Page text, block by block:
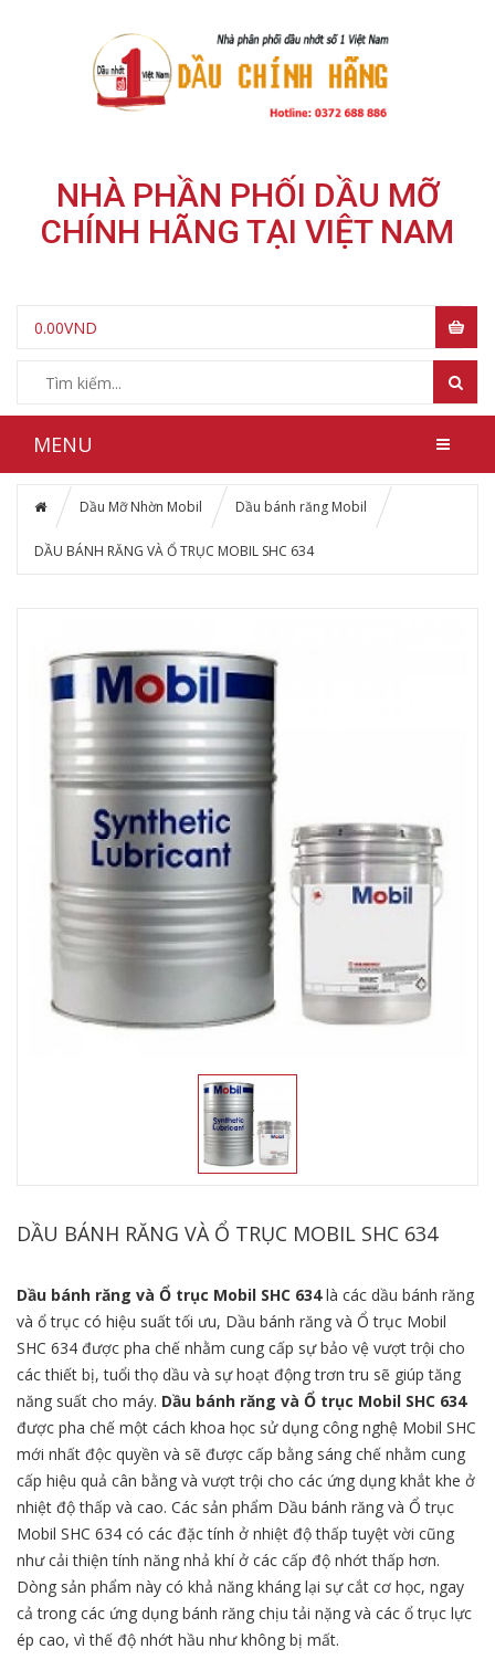
NHÀ PHẦN PHỐI DẦU MỠ
CHÍNH HÃNG TẠI VIỆT NAM
0.00VND
MENU
Dầu Mỡ Nhờn Mobil Dầu bánh răng Mobil
DẦU BÁNH RĂNG VÀ Ổ TRỤC MOBIL SHC 634
DẦU BÁNH RĂNG VÀ Ổ TRỤC MOBIL SHC 634
Dầu bánh răng và Ổ trục Mobil SHC 634 là các dầu bánh răng
và ổ trục có hiệu suất tối ưu, Dầu bánh răng và Ổ trục Mobil
SHC 634 được pha chế nhằm cung cấp sự bảo vệ vượt trội cho
các thiết bị, tuổi thọ dầu và sự hoạt động trơn tru sẽ giúp tăng
năng suất cho máy. Dầu bánh răng và Ổ trục Mobil SHC 634
được pha chế một cách khoa học sử dụng công nghệ Mobil SHC
mới nhất độc quyền và sẽ được cấp bằng sáng chế nhằm cung
cấp hiệu quả cân bằng và vượt trội cho các ứng dụng khắt khe ở
nhiệt độ thấp và cao. Các sản phẩm Dầu bánh răng và Ổ trục
Mobil SHC 634 có các đặc tính ở nhiệt độ thấp tuyệt vời cũng
như cải thiện tính năng nhả khí ở các cấp độ nhớt thấp hơn.
Dòng sản phẩm này có khả năng kháng lại sự cắt cơ học, ngay
cả trong các ứng dụng bánh răng chịu tải nặng và các ổ trục lực
ép cao, vì thế độ nhớt hầu như không bị mất.